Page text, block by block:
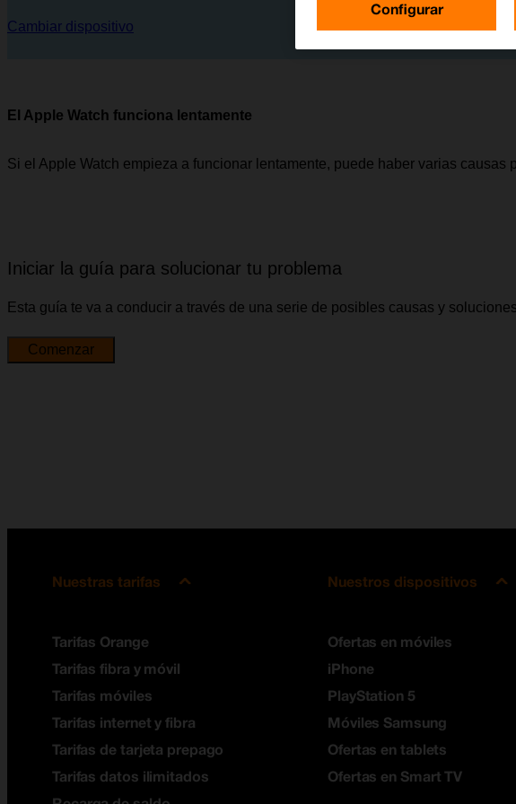
Cambiar dispositivo
El Apple Watch funciona lentamente
Si el Apple Watch empieza a funcionar lentamente, puede haber varias causas
Iniciar la guía para solucionar tu problema
Esta guía te va a conducir a través de una serie de posibles causas y
Comenzar
Nuestras tarifas
Tarifas Orange
Tarifas fibra y móvil
Tarifas móviles
Tarifas internet y fibra
Tarifas de tarjeta prepago
Tarifas datos ilimitados
Nuestros dispositivos
Ofertas en móviles
iPhone
PlayStation 5
Móviles Samsung
Ofertas en tablets
Ofertas en Smart TV
Configurar